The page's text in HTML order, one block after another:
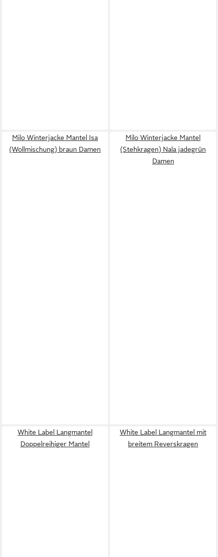
Milo Winterjacke Mantel Isa
(Wollmischung) braun Damen
Milo Winterjacke Mantel
(Stehkragen) Nala jadegrün
Damen
White Label Langmantel
Doppelreihiger Mantel
White Label Langmantel mit
breitem Reverskragen